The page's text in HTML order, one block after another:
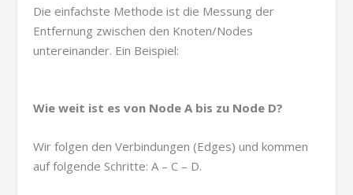
Die einfachste Methode ist die Messung der
Entfernung zwischen den Knoten/Nodes
untereinander. Ein Beispiel:
Wie weit ist es von Node A bis zu Node D?
Wir folgen den Verbindungen (Edges) und kommen
auf folgende Schritte: A – C – D.